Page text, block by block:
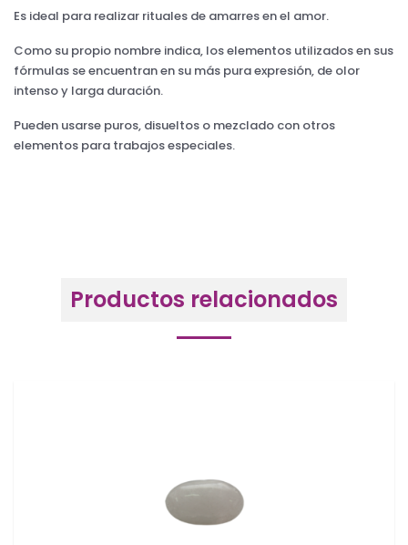
Es ideal para realizar rituales de amarres en el amor.
Como su propio nombre indica, los elementos utilizados en sus
fórmulas se encuentran en su más pura expresión, de olor
intenso y larga duración.
Pueden usarse puros, disueltos o mezclado con otros
elementos para trabajos especiales.
Productos relacionados